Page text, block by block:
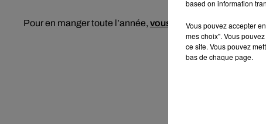
Pour en manger toute l’année, vous trouverez la recette
based on information
Vous pouvez accepter
mes choix". Vous
ce site. Vous pouvez
bas de chaque page.